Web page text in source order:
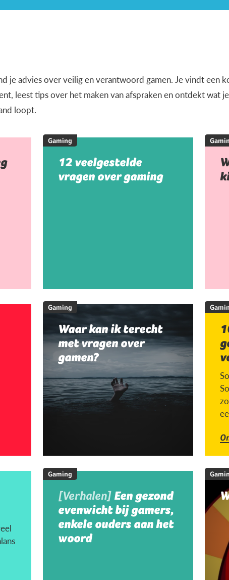
je advies over veilig en verantwoord gamen. Je vindt een
leest tips over het maken van afspraken en ontdekt wat
loopt.
Gaming
12 veelgestelde
vragen over gaming
Gaming
Waar kan ik terecht
met vragen over
gamen?
Gaming
[Verhalen] Een gezond
evenwicht bij gamers,
enkele ouders aan het
woord